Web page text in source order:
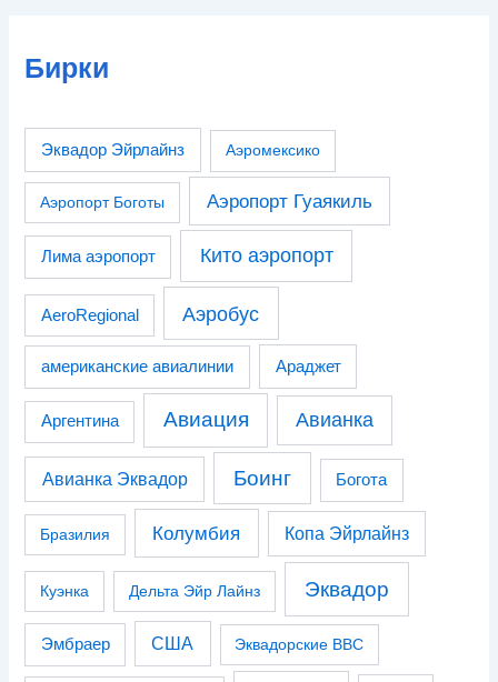
Бирки
Эквадор Эйрлайнз Аэромексико
Аэропорт Боготы Аэропорт Гуаякиль
Лима аэропорт Кито аэропорт
AeroRegional Аэробус
американские авиалинии Араджет
Аргентина Авиация Авианка
Авианка Эквадор Боинг Богота
Бразилия Колумбия Копа Эйрлайнз
Куэнка Дельта Эйр Лайнз Эквадор
Эмбраер США Эквадорские ВВС